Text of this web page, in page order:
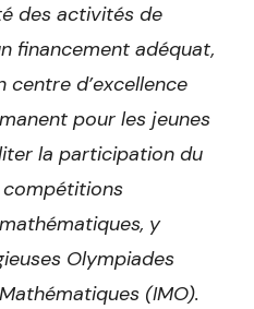
des activités de
financement adéquat,
d’excellence
pour les jeunes
la participation du
compétitions
y
Olympiades
(IMO).